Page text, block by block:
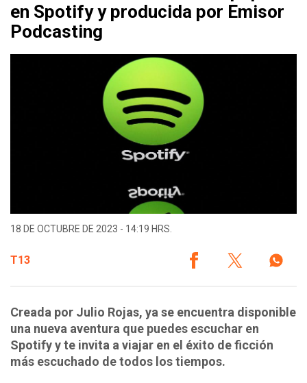
en Spotify y producida por Emisor
Podcasting
18 DE OCTUBRE DE 2023 - 14:19 HRS.
T13
Creada por Julio Rojas, ya se encuentra disponible
una nueva aventura que puedes escuchar en
Spotify y te invita a viajar en el éxito de ficción
más escuchado de todos los tiempos.